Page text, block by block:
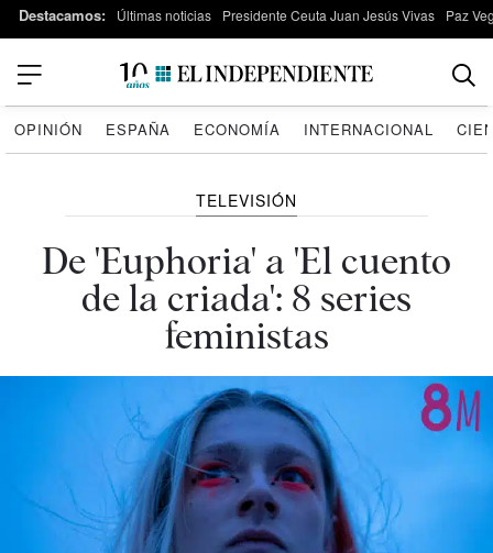
Destacamos: Últimas noticias Presidente Ceuta Juan Jesús Vivas Paz
OPINIÓN ESPAÑA ECONOMÍA INTERNACIONAL
TELEVISIÓN
De 'Euphoria' a 'El cuento
de la criada': 8 series
feministas